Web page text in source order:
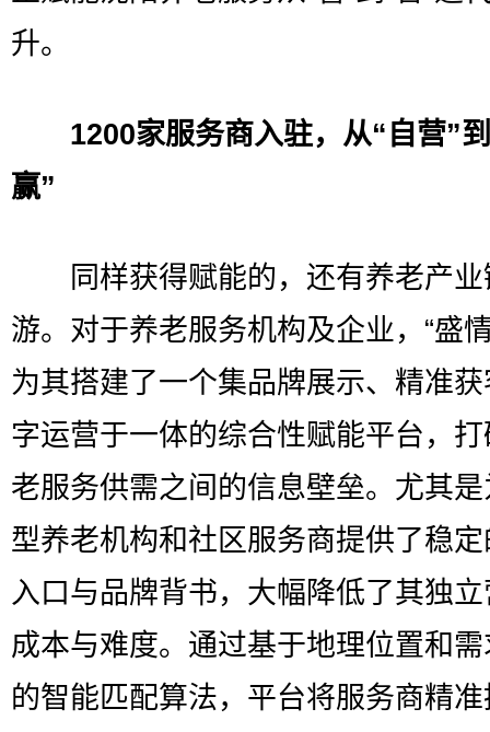
升。
1200家服务商入驻，从“自营”
赢”
同样获得赋能的，还有养老产业
游。对于养老服务机构及企业，“盛
为其搭建了一个集品牌展示、精准
字运营于一体的综合性赋能平台，
老服务供需之间的信息壁垒。尤其
型养老机构和社区服务商提供了稳
入口与品牌背书，大幅降低了其独
成本与难度。通过基于地理位置和
的智能匹配算法，平台将服务商精